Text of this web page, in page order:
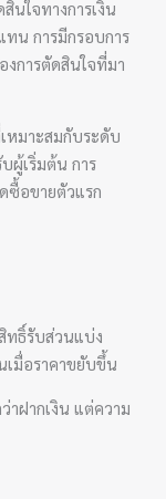
นใจทางการเงิน
ทน การมีกรอบการ
การตัดสินใจที่มา
หมาะสมกับระดับ
ผู้เริ่มต้น การ
ซื้อขายตัวแรก
ทธิ์รับส่วนแบ่ง
เมื่อราคาขยับขึ้น
ฝากเงิน แต่ความ